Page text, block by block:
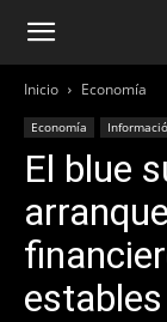
Inicio Economía
Economía
El blue
estables